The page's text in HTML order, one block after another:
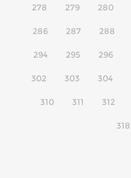
278 279 280
286 287 288
294 295 296
302 303 304
310 311 312
318